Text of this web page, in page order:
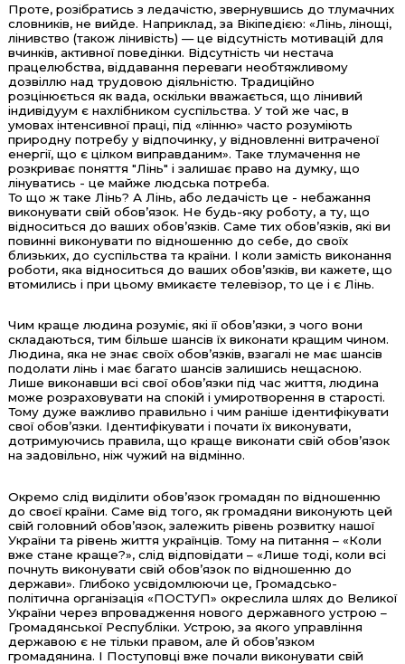
Проте, розібратись з ледачістю, звернувшись до тлумачних
словників, не вийде. Наприклад, за Вікіпедією: «Лінь, лінощі,
лінивство (також лінивість) — це відсутність мотивацій для
вчинків, активної поведінки. Відсутність чи нестача
працелюбства, віддавання переваги необтяжливому
дозвіллю над трудовою діяльністю. Традиційно
розцінюється як вада, оскільки вважається, що лінивий
індивідуум є нахлібником суспільства. У той же час, в
умовах інтенсивної праці, під «лінню» часто розуміють
природну потребу у відпочинку, у відновленні витраченої
енергії, що є цілком виправданим». Таке тлумачення не
розкриває поняття "Лінь" і залишає право на думку, що
лінуватись - це майже людська потреба.
То що ж таке Лінь? А Лінь, або ледачість це - небажання
виконувати свій обов’язок. Не будь-яку роботу, а ту, що
відноситься до ваших обов’язків. Саме тих обов’язків, які ви
повинні виконувати по відношенню до себе, до своїх
близьких, до суспільства та країни. І коли замість виконання
роботи, яка відноситься до ваших обов’язків, ви кажете, що
втомились і при цьому вмикаєте телевізор, то це і є Лінь.
Чим краще людина розуміє, які її обов’язки, з чого вони
складаються, тим більше шансів їх виконати кращим чином.
Людина, яка не знає своїх обов’язків, взагалі не має шансів
подолати лінь і має багато шансів залишись нещасною.
Лише виконавши всі свої обов’язки під час життя, людина
може розраховувати на спокій і умиротворення в старості.
Тому дуже важливо правильно і чим раніше ідентифікувати
свої обов’язки. Ідентифікувати і почати їх виконувати,
дотримуючись правила, що краще виконати свій обов’язок
на задовільно, ніж чужий на відмінно.
Окремо слід виділити обов’язок громадян по відношенню
до своєї країни. Саме від того, як громадяни виконують цей
свій головний обов’язок, залежить рівень розвитку нашої
України та рівень життя українців. Тому на питання – «Коли
вже стане краще?», слід відповідати – «Лише тоді, коли всі
почнуть виконувати свій обов’язок по відношенню до
держави». Глибоко усвідомлюючи це, Громадсько-
політична організація «ПОСТУП» окреслила шлях до Великої
України через впровадження нового державного устрою –
Громадянської Республіки. Устрою, за якого управління
державою є не тільки правом, але й обов’язком
громадянина. І Поступовці вже почали виконувати свій